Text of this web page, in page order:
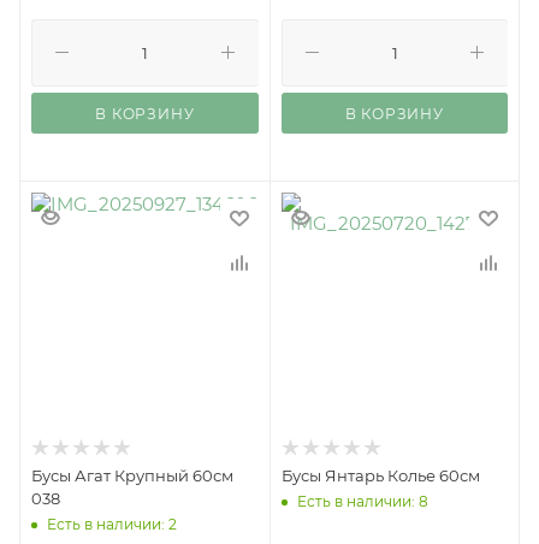
В КОРЗИНУ В КОРЗИНУ
Бусы Агат Крупный 60см
038
Есть в наличии: 2
Бусы Янтарь Колье 60см
Есть в наличии: 8